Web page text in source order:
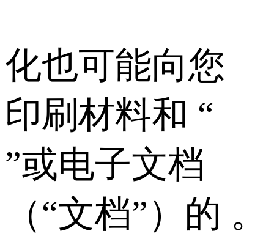
化也可能向您
印刷材料和 “
”或电子文档
（“文档”）的 。